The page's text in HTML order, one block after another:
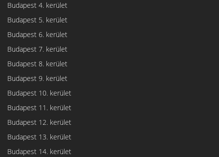
Budapest 4. kerület
Budapest 5. kerület
Budapest 6. kerület
Budapest 7. kerület
Budapest 8. kerület
Budapest 9. kerület
Budapest 10. kerület
Budapest 11. kerület
Budapest 12. kerület
Budapest 13. kerület
Budapest 14. kerület